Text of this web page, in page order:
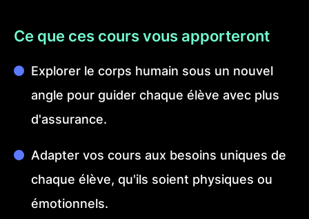
Ce que ces cours vous apporteront
Explorer le corps humain sous un nouvel
angle pour guider chaque élève avec plus
d'assurance.
Adapter vos cours aux besoins uniques de
chaque élève, qu'ils soient physiques ou
émotionnels.